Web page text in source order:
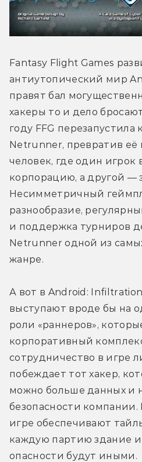
Fantasy Flight Games
антиутопический мир
правят бал
хакеры то и дело
году FFG перезапустила
Netrunner, превратив
человек, где один игрок
корпорацию, а другой —
Несимметричный
разнообразие,
и поддержка турниров
Netrunner одной из
жанре.
А вот в Android:
выступают вроде бы на
роли «раннеров»,
корпоративный
сотрудничество в игре
побеждает тот хакер,
можно больше данных и
безопасности компании.
игре обеспечивают
каждую партию здание
опасности будут иными.